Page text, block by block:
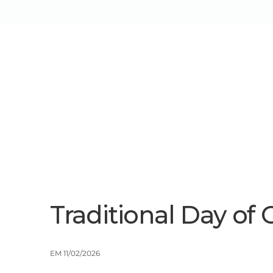
Traditional Day of
EM 11/02/2026